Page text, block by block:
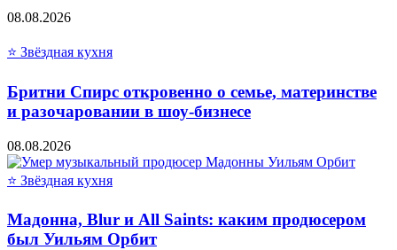
08.08.2026
⭐ Звёздная кухня
Бритни Спирс откровенно о семье, материнстве
и разочаровании в шоу-бизнесе
08.08.2026
⭐ Звёздная кухня
Мадонна, Blur и All Saints: каким продюсером
был Уильям Орбит